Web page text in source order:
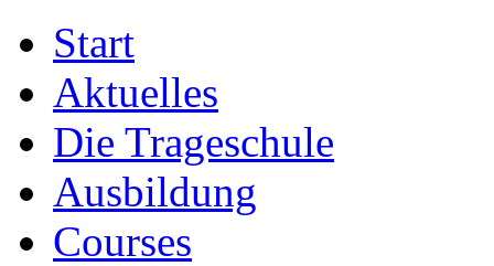
Start
Aktuelles
Die Trageschule
Ausbildung
Courses